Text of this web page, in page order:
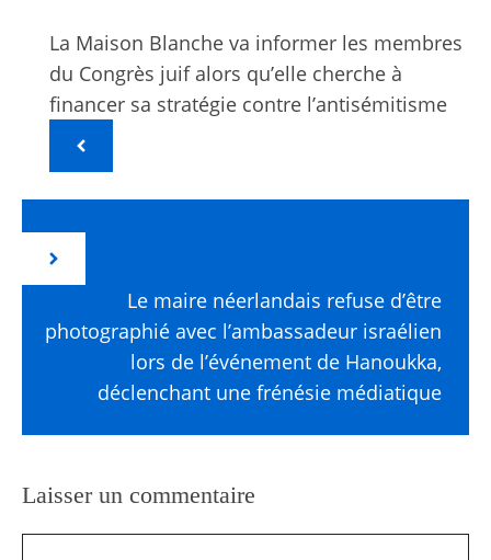
La Maison Blanche va informer les membres
du Congrès juif alors qu’elle cherche à
financer sa stratégie contre l’antisémitisme
Le maire néerlandais refuse d’être
photographié avec l’ambassadeur israélien
lors de l’événement de Hanoukka,
déclenchant une frénésie médiatique
Laisser un commentaire